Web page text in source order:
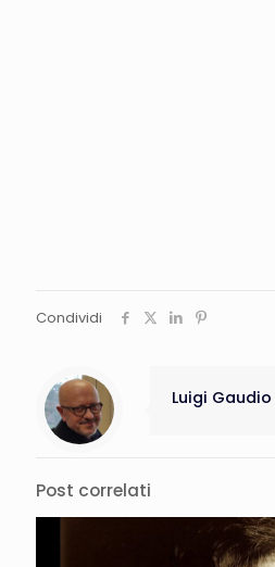
Condividi
Luigi Gaudio
Post correlati